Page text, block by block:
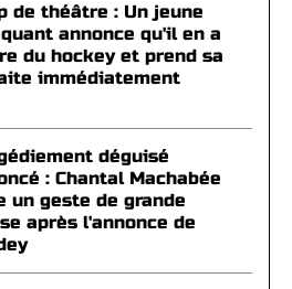
de théâtre : Un jeune
annonce qu'il en a
du hockey et prend sa
immédiatement
déguisé
: Chantal Machabée
un geste de grande
après l'annonce de